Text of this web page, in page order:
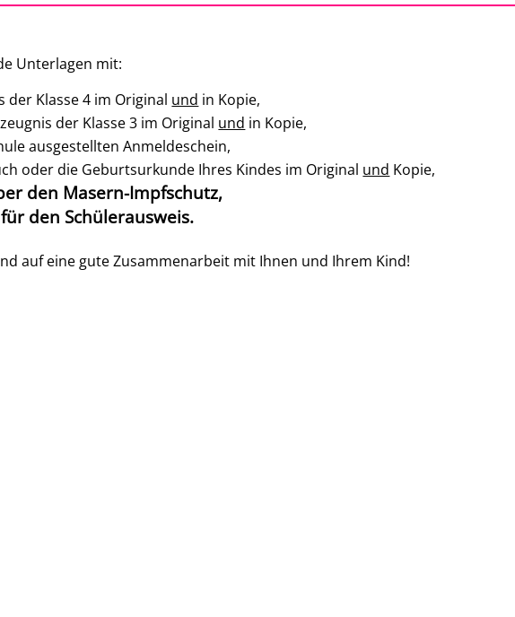
Unterlagen mit:
der Klasse 4 im Original und in Kopie,
der Klasse 3 im Original und in Kopie,
ausgestellten Anmeldeschein,
oder die Geburtsurkunde Ihres Kindes im Original und Kopie,
den Masern-Impfschutz,
den Schülerausweis.
auf eine gute Zusammenarbeit mit Ihnen und Ihrem Kind!